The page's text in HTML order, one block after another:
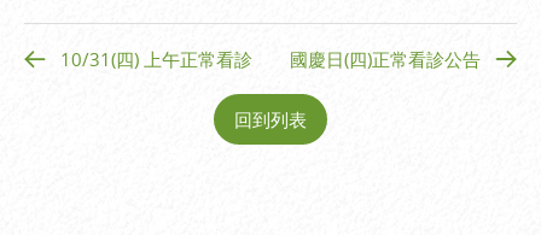
10/31(四) 上午正常看診 國慶日(四)正常看診公告
回到列表